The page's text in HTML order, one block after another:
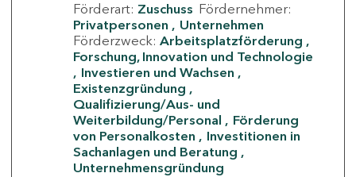
Förderart: Zuschuss Fördernehmer:
Privatpersonen
Unternehmen
Förderzweck: Arbeitsplatzförderung
Forschung, Innovation und Technologie
Investieren und Wachsen
Existenzgründung
Qualifizierung/Aus- und
Weiterbildung/Personal
Förderung
von Personalkosten
Investitionen in
Sachanlagen und Beratung
Unternehmensgründung